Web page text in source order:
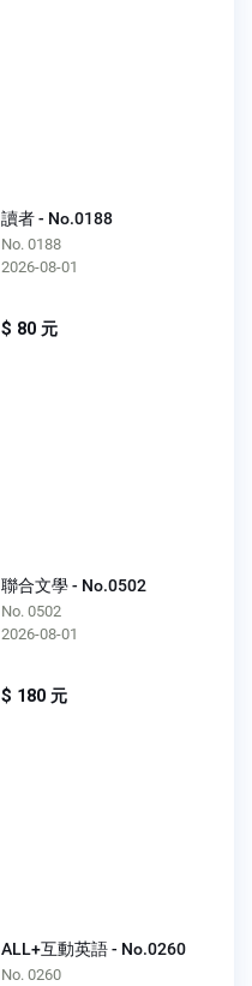
讀者 - No.0188
No. 0188
2026-08-01
$ 80 元
聯合文學 - No.0502
No. 0502
2026-08-01
$ 180 元
ALL+互動英語 - No.0260
No. 0260